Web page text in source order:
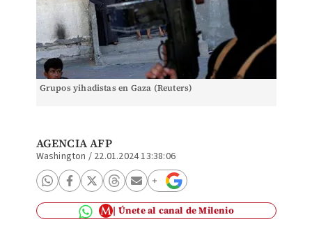
Grupos yihadistas en Gaza (Reuters)
AGENCIA AFP
Washington / 22.01.2024 13:38:06
Únete al canal de Milenio